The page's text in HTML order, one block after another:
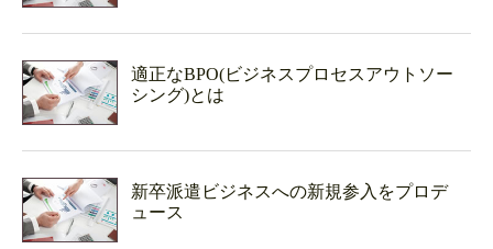
適正なBPO(ビジネスプロセスアウトソー
シング)とは
新卒派遣ビジネスへの新規参入をプロデ
ュース